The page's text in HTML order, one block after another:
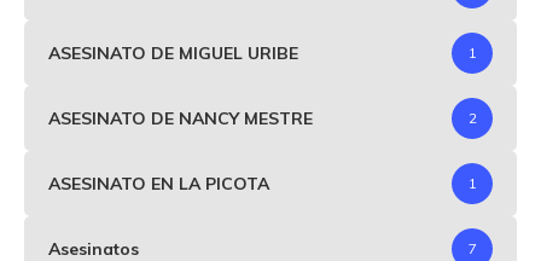
ASESINATO DE MIGUEL URIBE 1
ASESINATO DE NANCY MESTRE 2
ASESINATO EN LA PICOTA 1
Asesinatos 7